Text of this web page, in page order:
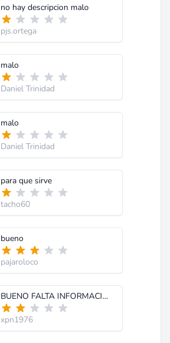
no hay descripcion malo
pjs.ortega
malo
Daniel Trinidad
malo
Daniel Trinidad
para que sirve
tacho60
bueno
pajaroloco
BUENO FALTA INFORMACION
xpn1976